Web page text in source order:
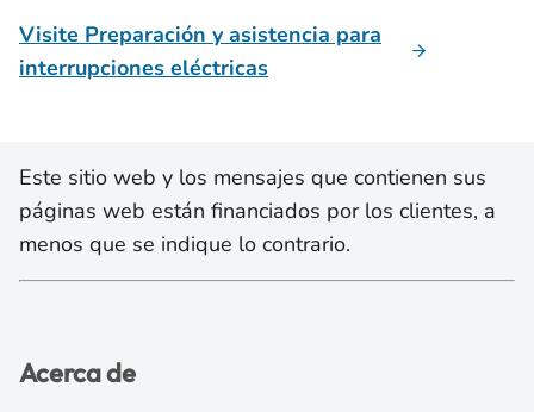
Visite Preparación y asistencia para
interrupciones eléctricas
Este sitio web y los mensajes que contienen sus
páginas web están financiados por los clientes, a
menos que se indique lo contrario.
Acerca de